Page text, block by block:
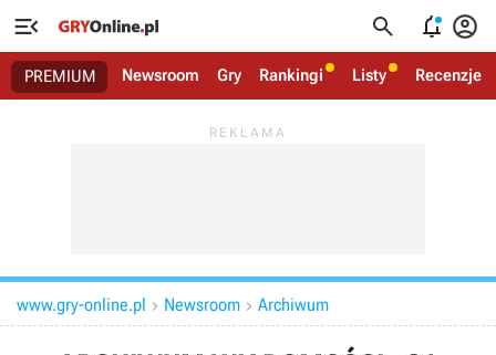
   
PREMIUM Newsroom Gry Rankingi Listy Recenzje
www.gry-online.pl  Newsroom  Archiwum